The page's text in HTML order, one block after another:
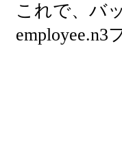
これで、バ